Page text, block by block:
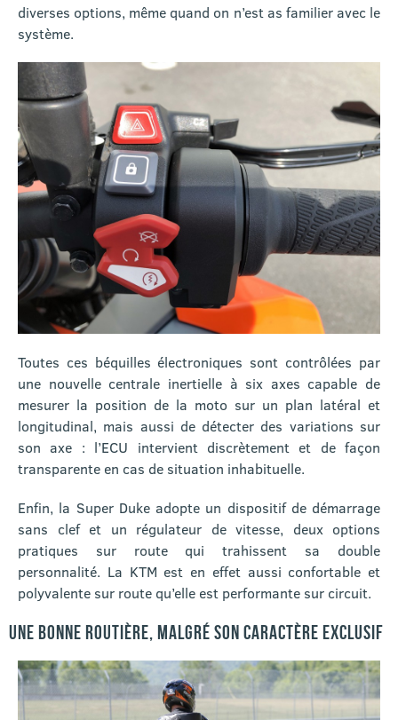
diverses options, même quand on n’est as familier avec le
système.
Toutes ces béquilles électroniques sont contrôlées par
une nouvelle centrale inertielle à six axes capable de
mesurer la position de la moto sur un plan latéral et
longitudinal, mais aussi de détecter des variations sur
son axe : l’ECU intervient discrètement et de façon
transparente en cas de situation inhabituelle.
Enfin, la Super Duke adopte un dispositif de démarrage
sans clef et un régulateur de vitesse, deux options
pratiques sur route qui trahissent sa double
personnalité. La KTM est en effet aussi confortable et
polyvalente sur route qu’elle est performante sur circuit.
UNE BONNE ROUTIÈRE, MALGRÉ SON CARACTÈRE EXCLUSIF